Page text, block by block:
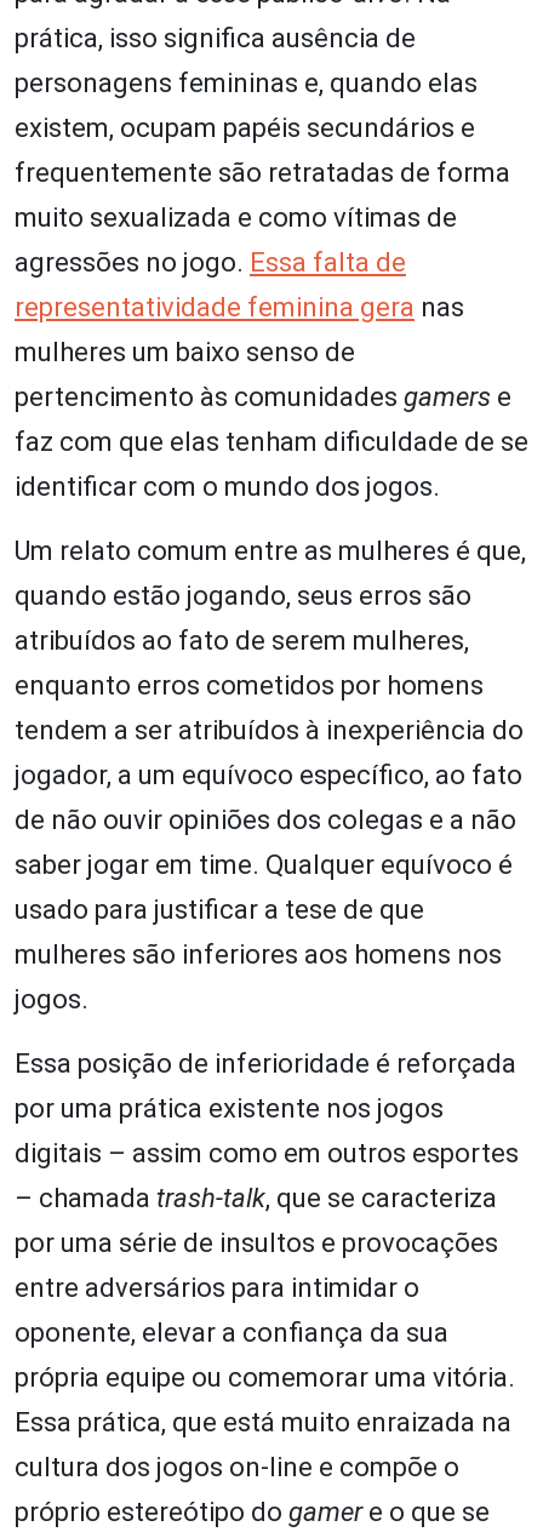
prática, isso significa ausência de
personagens femininas e, quando elas
existem, ocupam papéis secundários e
frequentemente são retratadas de forma
muito sexualizada e como vítimas de
agressões no jogo. Essa falta de
representatividade feminina gera nas
mulheres um baixo senso de
pertencimento às comunidades gamers e
faz com que elas tenham dificuldade de se
identificar com o mundo dos jogos.
Um relato comum entre as mulheres é que,
quando estão jogando, seus erros são
atribuídos ao fato de serem mulheres,
enquanto erros cometidos por homens
tendem a ser atribuídos à inexperiência do
jogador, a um equívoco específico, ao fato
de não ouvir opiniões dos colegas e a não
saber jogar em time. Qualquer equívoco é
usado para justificar a tese de que
mulheres são inferiores aos homens nos
jogos.
Essa posição de inferioridade é reforçada
por uma prática existente nos jogos
digitais – assim como em outros esportes
– chamada trash-talk, que se caracteriza
por uma série de insultos e provocações
entre adversários para intimidar o
oponente, elevar a confiança da sua
própria equipe ou comemorar uma vitória.
Essa prática, que está muito enraizada na
cultura dos jogos on-line e compõe o
próprio estereótipo do gamere o que se